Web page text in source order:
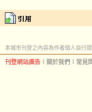
本城市刊登之內容為作者個人自行
刊登網站廣告 關於我們 常見